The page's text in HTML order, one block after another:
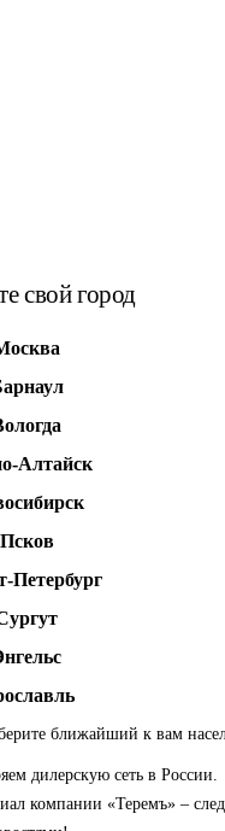
свой город
Алтайск
Псков
Петербург
ближайший к вам
дилерскую сеть в России.
компании «Теремъ» –